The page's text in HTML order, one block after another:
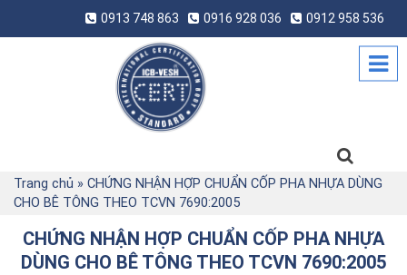
0913 748 863 0916 928 036 0912 958 536
Trang chủ » CHỨNG NHẬN HỢP CHUẨN CỐP PHA NHỰA DÙNG
CHO BÊ TÔNG THEO TCVN 7690:2005
CHỨNG NHẬN HỢP CHUẨN CỐP PHA NHỰA
DÙNG CHO BÊ TÔNG THEO TCVN 7690:2005